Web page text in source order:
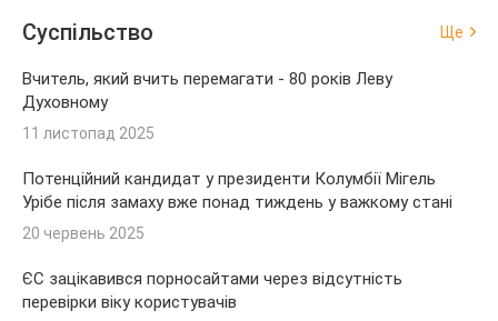
Суспільство Ще
Вчитель, який вчить перемагати - 80 років Леву
Духовному
11 листопад 2025
Потенційний кандидат у президенти Колумбії Мігель
Урібе після замаху вже понад тиждень у важкому стані
20 червень 2025
ЄС зацікавився порносайтами через відсутність
перевірки віку користувачів